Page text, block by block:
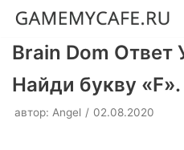
Перейти
содержимому
Brain Dom Ответ
Найди букву «F».
автор: Angel 02.08.2020